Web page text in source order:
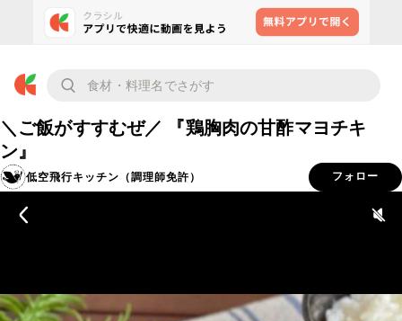
＼ご飯がすすむぜ／ 『鶏胸肉の甘酢マヨチキ
ン』
低空飛行キッチン（調理師免許） フォロー